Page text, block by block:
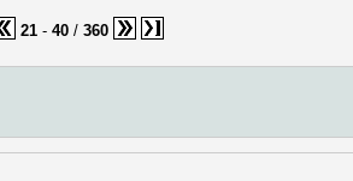
21- 40/ 360